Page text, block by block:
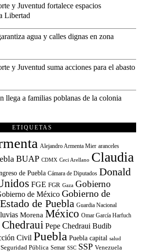
y Juventud fortalece espacios
Libertad
agua y calles dignas en zona
y Juventud suma acciones para el abasto
llega a familias poblanas de la colonia
ETIQUETAS
Alejandro Armenta Mier aranceles
BUAP CDMX Ceci Arellano Claudia
de Puebla Cámara de Diputados Donald
FGE FGR Gaza Gobierno
de México Gobierno de
de Puebla Guardia Nacional
Morena México Omar García Harfuch
Chedraui Pepe Chedraui Budib
Civil Puebla Puebla capital salud
Seguridad Pública Semar SSC SSP Venezuela